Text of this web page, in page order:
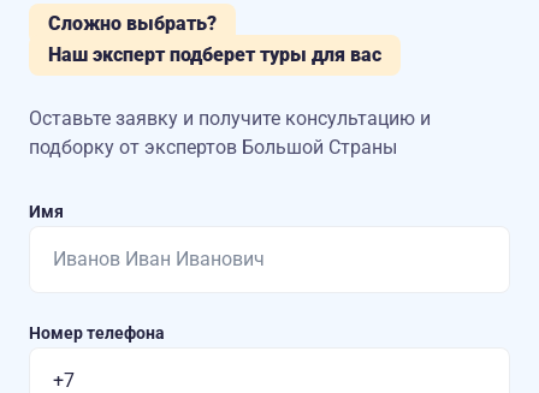
Сложно выбрать?
Наш эксперт подберет туры для вас
Оставьте заявку и получите консультацию и
подборку от экспертов Большой Страны
Имя
Номер телефона